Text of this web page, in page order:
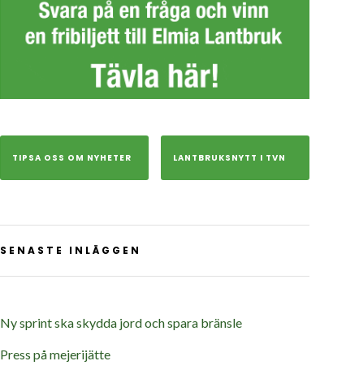
TIPSA OSS OM NYHETER LANTBRUKSNYTT I TVN
SENASTE INLÄGGEN
Ny sprint ska skydda jord och spara bränsle
Press på mejerijätte